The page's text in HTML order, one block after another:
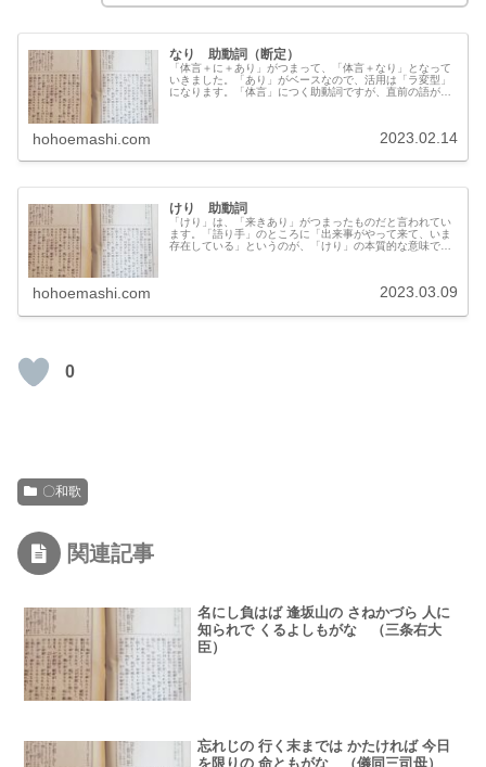
なり 助動詞（断定）
「体言＋に＋あり」がつまって、「体言＋なり」となって
いきました。「あり」がベースなので、活用は「ラ変型」
になります。「体言」につく助動詞ですが、直前の語が活
hohoemashi.com 2023.02.14
けり 助動詞
「けり」は、「来きあり」がつまったものだと言われてい
ます。「語り手」のところに「出来事がやって来て、いま
存在している」というのが、「けり」の本質的な意味で
hohoemashi.com 2023.03.09
0
〇和歌
関連記事
名にし負はば 逢坂山の さねかづら 人に
知られで くるよしもがな （三条右大
臣）
忘れじの 行く末までは かたければ 今日
を限りの 命ともがな （儀同三司母）